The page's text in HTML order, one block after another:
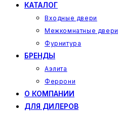
КАТАЛОГ
Входные двери
Межкомнатные двери
Фурнитура
БРЕНДЫ
Аэлита
Феррони
О КОМПАНИИ
ДЛЯ ДИЛЕРОВ